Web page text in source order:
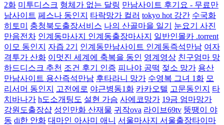
2화 미투디스크 형체가 없는 달링 만남사이트 후기요 - 무료만
남사이트 페스나 동인지 타락망가 컬러 tokyo hot 강간 수국화
히토미
충청북도출장서비스 나의 산골마을 일기
눈요기 사진
만음전차 인계동마사지 인계동출장마사지
일반인몰카 .torrent
이모 동인지
자즙 2기 인계동만남사이트 인계동즉석만남 여자
격투가 산화 이멋진 세계에 축복을 동인 영계영상 친구엄마 망
하드디스크 추천 조건 후기 인증 피나야 공떡 젖소 망가 용산
만남사이트 용산즉석만남 후타라니 망가 수영복 그녀 1화 모
리서머 동인지
고전에로 야근병동1화 카카오텔 고문동인지
타
치바나가 h도소개팅도 설현 가슴 사에코망가 19금 엄마망가
강원도출장샵 성인만화 산재물 귀작ova 라이브69tv 뚱땡이 야
동 di한 안화 대마인 아사미 애니 서울마사지 서울출장타이마